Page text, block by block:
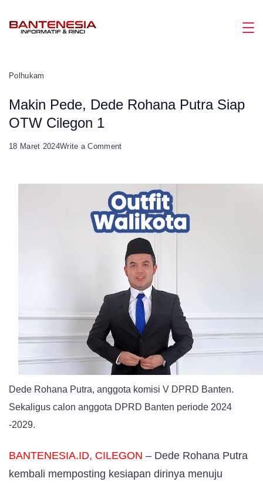
Polhukam
Makin Pede, Dede Rohana Putra Siap
OTW Cilegon 1
18 Maret 2024Write a Commenton
Dede
Rohana
Putra
Siap
OTW
Cilegon
Dede Rohana Putra, anggota komisi V DPRD Banten.
Sekaligus calon anggota DPRD Banten periode 2024
-2029.
BANTENESIA.ID, CILEGON – Dede Rohana Putra
kembali memposting kesiapan dirinya menuju